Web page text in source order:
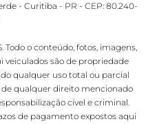
- Curitiba - PR - CEP: 80.240-
Todo o conteúdo, fotos, imagens,
veiculados são de propriedade
qualquer uso total ou parcial
de qualquer direito mencionado
cível e criminal.
de pagamento expostos aqui